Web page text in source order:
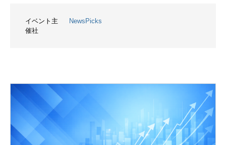
イベント主
催社
NewsPicks